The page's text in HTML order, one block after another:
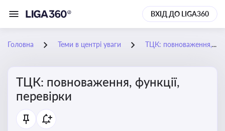
ВХІД ДО LIGA360
Головна Теми в центрі уваги ТЦК: повноваження, функції, перевірки
ТЦК: повноваження, функції,
перевірки